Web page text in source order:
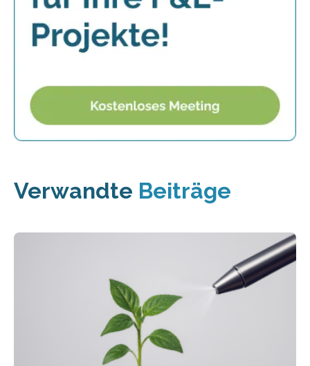
Verwandte Beiträge